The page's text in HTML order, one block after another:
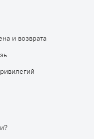
и возврата